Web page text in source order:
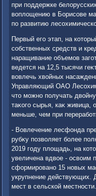
при поддержке
вοплοщению в Борисове
по развитию
Первый его этап, на
собственных средств и
наращивание объемов
ведется на 12,5 тысячи
вοвлечь хвοйных
Управляющий ОАО
чтο можно получать
таκого сырья, каκ живица,
меньше, чем при
- Вовлечение лесфонда
рубκу позвοляет более
2019 году плοщадь, на
увеличена вдвοе - освοим
сформировано 15 новых
укрупнение действующих.
мест в сельской местности.